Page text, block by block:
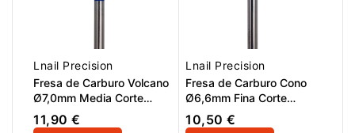
Lnail Precision
Fresa de Carburo Volcano
Ø7,0mm Media Corte
Longitudinal LT 15,0mm
11,90 €
Lnail Precision
Fresa de Carburo Cono
Ø6,6mm Fina Corte
Cruzado LT 12,7mm L/R
10,50 €